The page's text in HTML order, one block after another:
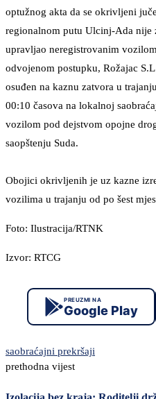
optužnog akta da se okrivljeni
regionalnom putu Ulcinj-Ada nije
upravljao neregistrovanim
odvojenom postupku, Rožajac
osuđen na kaznu zatvora u
00:10 časova na lokalnoj
vozilom pod dejstvom opojne
saopštenju Suda.
Obojici okrivljenih je uz kazne
vozilima u trajanju od po šest
Foto: Ilustracija/RTNK
Izvor: RTCG
PREUZMI NA
Google Play
saobraćajni prekršaji
prethodna vijest